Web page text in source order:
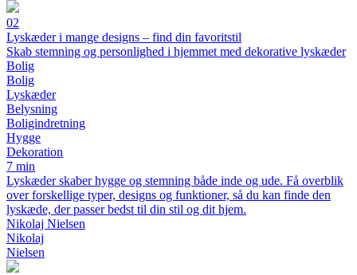
02
Lyskæder i mange designs – find din favoritstil
Skab stemning og personlighed i hjemmet med dekorative lyskæder
Bolig
Bolig
Lyskæder
Belysning
Boligindretning
Hygge
Dekoration
7 min
Lyskæder skaber hygge og stemning både inde og ude. Få overblik
over forskellige typer, designs og funktioner, så du kan finde den
lyskæde, der passer bedst til din stil og dit hjem.
Nikolaj Nielsen
Nikolaj
Nielsen